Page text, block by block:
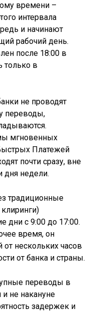
времени –
интервала
и начинают
рабочий день.
после 18:00 в
только в
не проводят
переводы,
мгновенных
Платежей
почти сразу, вне
дня недели.
традиционные
дни с 9:00 до 17:00.
время, он
от нескольких часов
от банка и страны.
переводы в
не накануне
задержек и